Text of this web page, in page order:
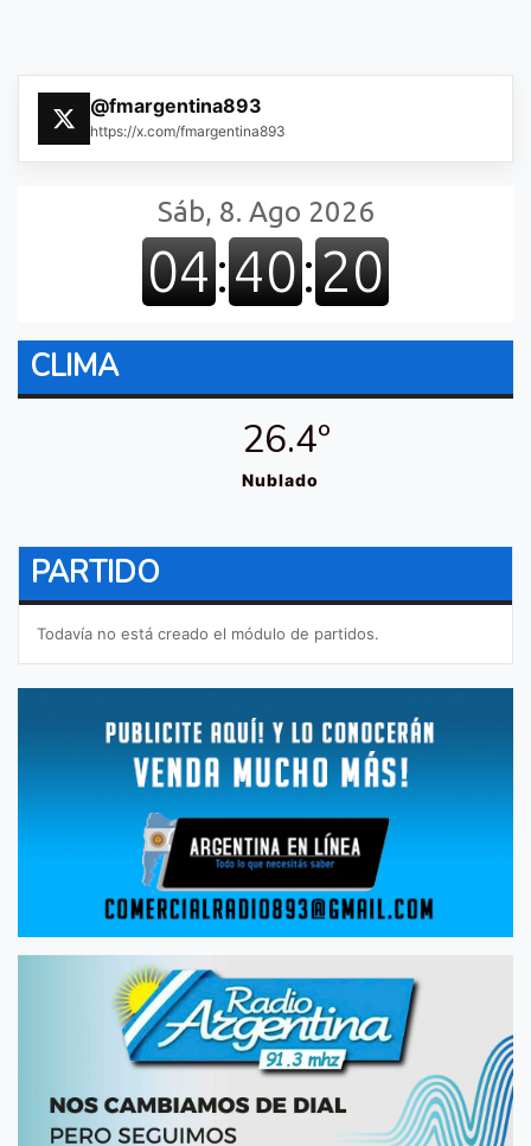
@fmargentina893
https://x.com/fmargentina893
CLIMA
26.4º
Nublado
PARTIDO
Todavía no está creado el módulo de partidos.